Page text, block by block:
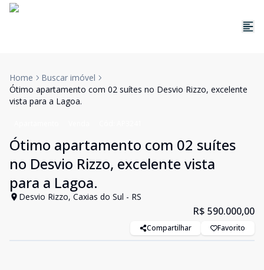
Home
Buscar imóvel
Ótimo apartamento com 02 suítes no Desvio Rizzo, excelente
vista para a Lagoa.
Ótimo apartamento com 02 suítes
no Desvio Rizzo, excelente vista
para a Lagoa.
Desvio Rizzo, Caxias do Sul - RS
R$ 590.000,00
Compartilhar Favorito